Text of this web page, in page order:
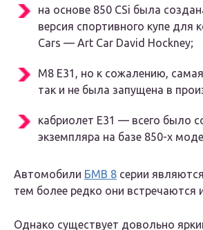
на основе 850 CSi была
версия спортивного купе для
Cars — Art Car David Hockney;
M8 E31, но к сожалению,
так и не была запущена в
кабриолет E31 — всего было
экземпляра на базе 850-х
Автомобили БМВ 8 серии
тем более редко они встречаются
Однако существует довольно